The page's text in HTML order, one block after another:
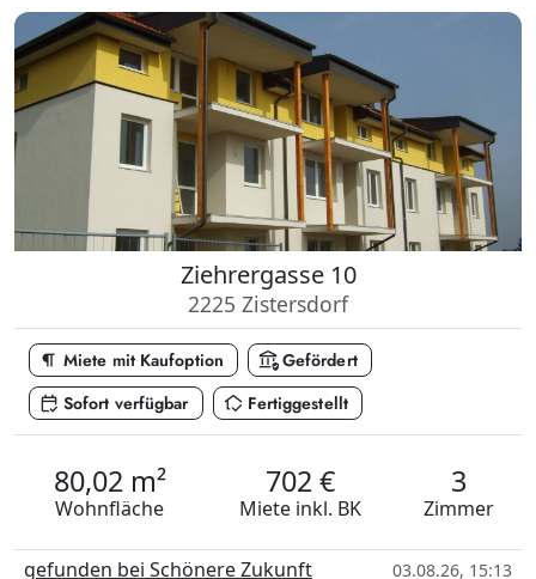
Ziehrergasse 10
2225 Zistersdorf
format_paragraph Miete mit Kaufoption assured_workloadGefördert
calendar_check Sofort verfügbar in_home_mode Fertiggestellt
80,02 m²
Wohnfläche
702 €
Miete inkl. BK
3
Zimmer
gefunden bei Schönere Zukunft 03.08.26, 15:13